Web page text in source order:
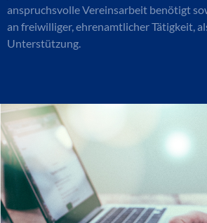
anspruchsvolle Vereinsarbeit benötigt
an freiwilliger, ehrenamtlicher Tätigkeit,
Unterstützung.